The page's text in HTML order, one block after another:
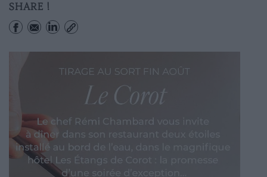
SHARE !